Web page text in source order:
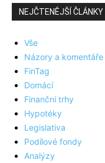
NEJČTENĚJŠÍ ČLÁNKY
Vše
Názory a komentáře
FinTag
Domácí
Finanční trhy
Hypotéky
Legislativa
Podílové fondy
Analýzy